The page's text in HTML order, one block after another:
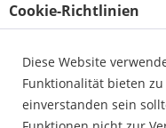
Cookie-Richtlinien
Diese Website
Funktionalität bieten
einverstanden sein